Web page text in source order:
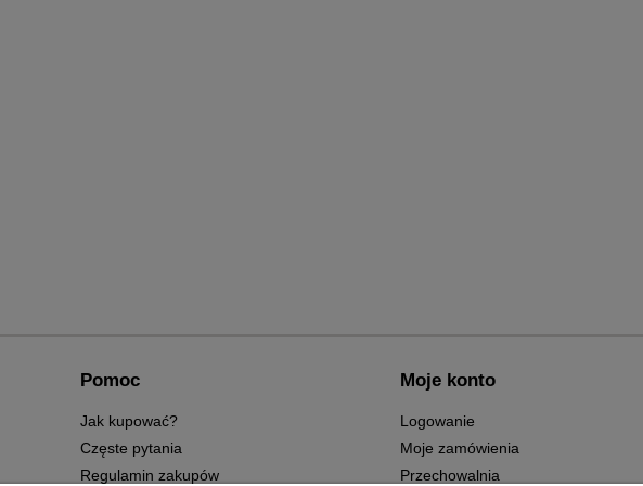
Pomoc
Jak kupować?
Częste pytania
Regulamin zakupów
Moje konto
Logowanie
Moje zamówienia
Przechowalnia